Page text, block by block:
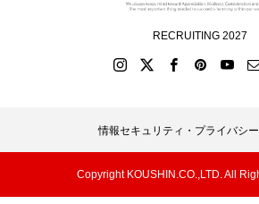
RECRUITING 2027
情報セキュリティ・プライバシ
Copyright KOUSHIN.CO.,LTD. All